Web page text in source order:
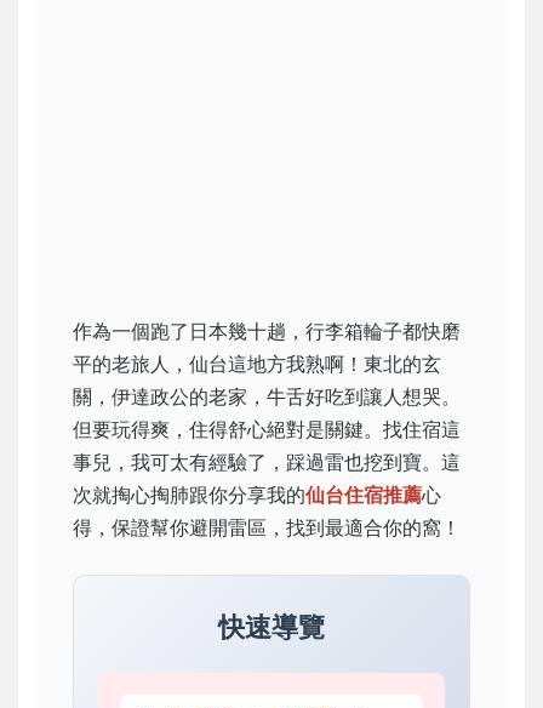
作為一個跑了日本幾十趟，行李箱輪子都快磨
平的老旅人，仙台這地方我熟啊！東北的玄
關，伊達政公的老家，牛舌好吃到讓人想哭。
但要玩得爽，住得舒心絕對是關鍵。找住宿這
事兒，我可太有經驗了，踩過雷也挖到寶。這
次就掏心掏肺跟你分享我的仙台住宿推薦心
得，保證幫你避開雷區，找到最適合你的窩！
快速導覽